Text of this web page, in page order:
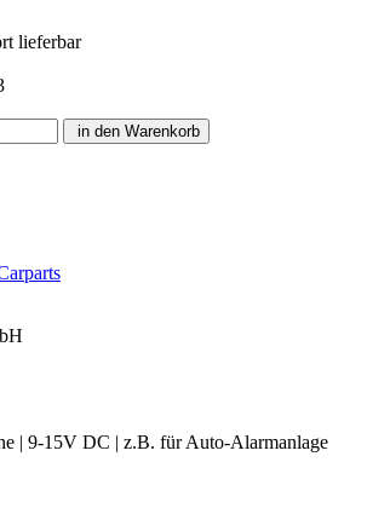
lieferbar
in den Warenkorb
| 9-15V DC | z.B. für Auto-Alarmanlage